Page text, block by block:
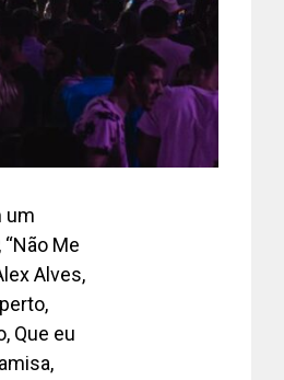
um
Me
Alves,
Que eu